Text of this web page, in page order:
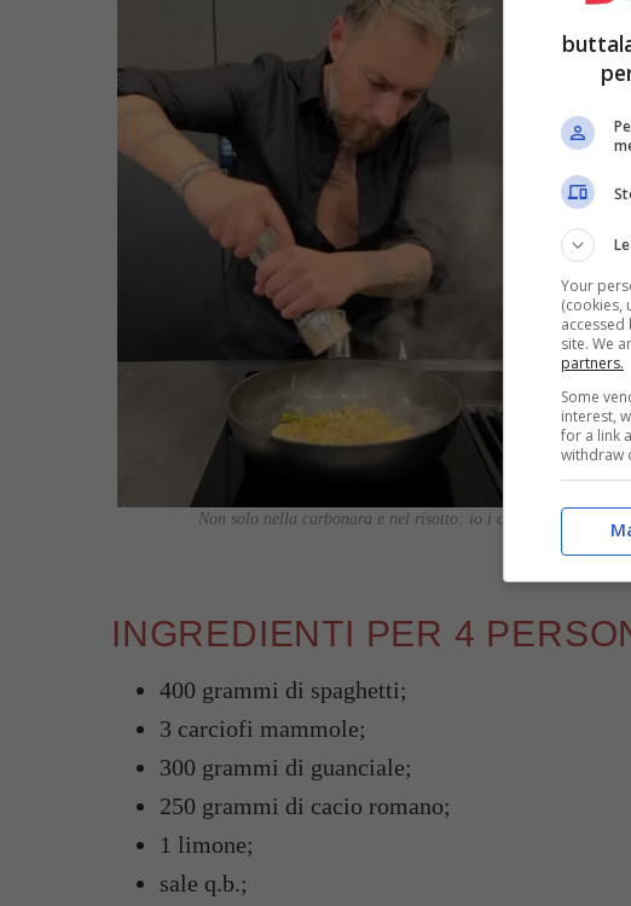
Non solo nella carbonara e nel risotto: io i carciofi li metto
INGREDIENTI PER 4
400 grammi di spaghetti;
3 carciofi mammole;
300 grammi di guanciale;
250 grammi di cacio romano;
1 limone;
sale q.b.;
Your
(cookies,
site. We
partners.
Some
interest,
for a link
withdraw